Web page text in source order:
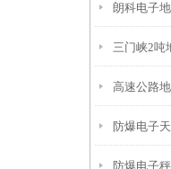
朗科电子
高速公路